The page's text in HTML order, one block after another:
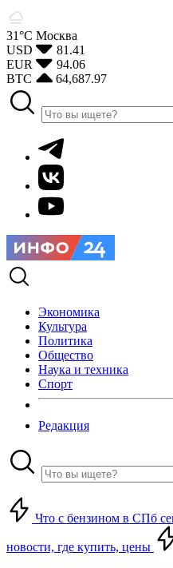
31°С Москва
USD
81.41
EUR
94.06
BTC
64,687.97
Экономика
Культура
Политика
Общество
Наука и техника
Спорт
Редакция
Что с бензином в СПб
новости, где купить, цены